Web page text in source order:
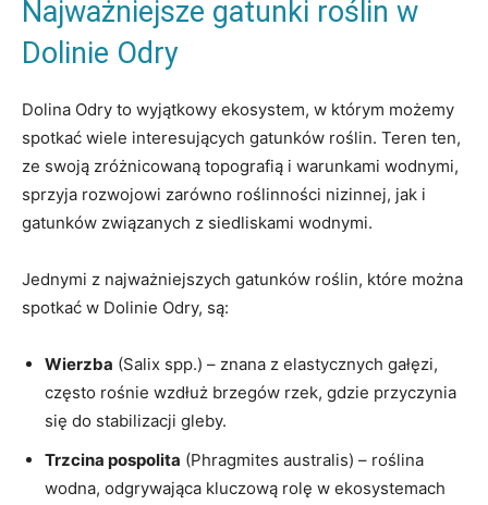
Najważniejsze‍ gatunki roślin w
Dolinie Odry
Dolina Odry to wyjątkowy ekosystem, w⁢ którym ‌możemy
spotkać wiele⁤ interesujących gatunków roślin. Teren ‍ten,
ze ⁢swoją zróżnicowaną topografią i ⁣warunkami wodnymi,
sprzyja rozwojowi zarówno roślinności ‌nizinnej, jak i
gatunków ‌związanych z‌ siedliskami wodnymi.
Jednymi⁢ z⁣ najważniejszych gatunków roślin, które można
spotkać w Dolinie‍ Odry, ⁤są:
Wierzba (Salix spp.)⁣ – znana z elastycznych gałęzi,
często‌ rośnie wzdłuż brzegów ⁤rzek, gdzie przyczynia⁤
się‌ do stabilizacji gleby.
Trzcina ​pospolita (Phragmites australis) – roślina
wodna, odgrywająca kluczową rolę ‌w ekosystemach⁣